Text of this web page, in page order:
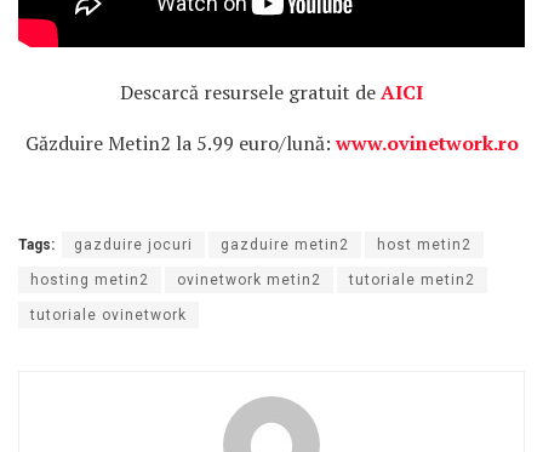
Descarcă resursele gratuit deAICI
Găzduire Metin2 la 5.99 euro/lună:www.ovinetwork.ro
Tags: gazduire jocuri gazduire metin2 host metin2
hosting metin2 ovinetwork metin2 tutoriale metin2
tutoriale ovinetwork